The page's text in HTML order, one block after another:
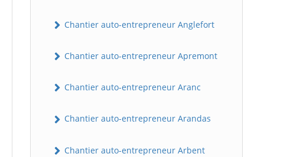
Chantier auto-entrepreneur Anglefort
Chantier auto-entrepreneur Apremont
Chantier auto-entrepreneur Aranc
Chantier auto-entrepreneur Arandas
Chantier auto-entrepreneur Arbent